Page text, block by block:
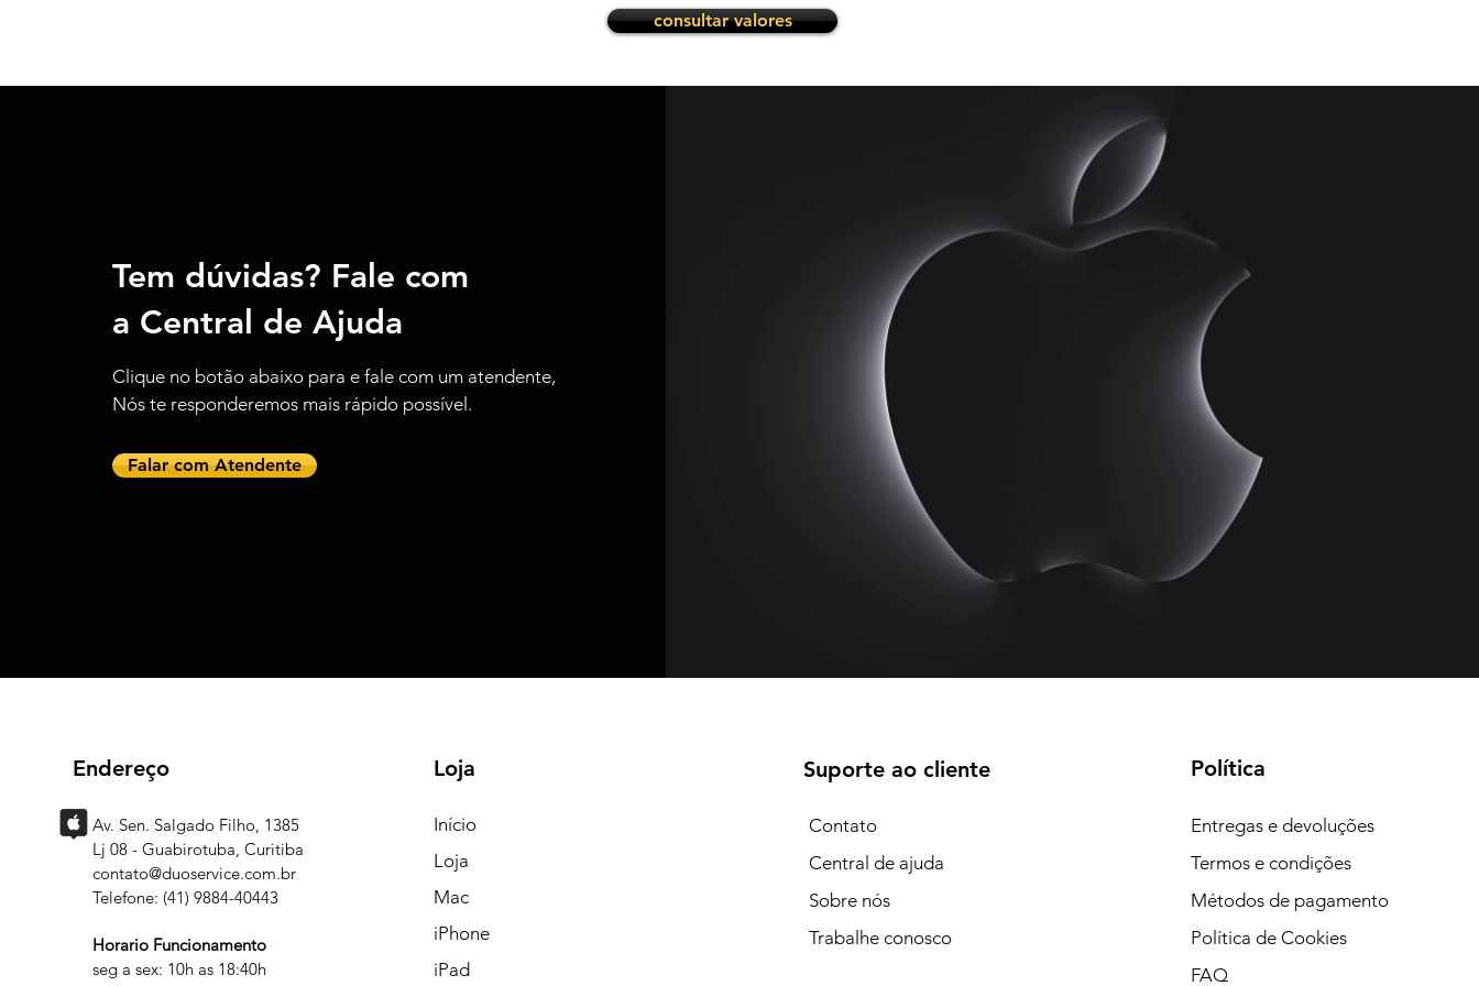
consultar valores
Tem dúvidas? Fale com
a Central de Ajuda
Clique no botão abaixo para e fale com um atendente,
Nós te responderemos mais rápido possível.
Falar com Atendente
Endereço
Av. Sen. Salgado Filho, 1385
Lj 08 - Guabirotuba, Curitiba
contato@duoservice.com.br
Telefone: (41) 9884-40443
Horario Funcionamento
seg a sex: 10h as 18:40h
Loja
Início
Loja
Mac
iPhone
iPad
Suporte ao cliente
Contato
Central de ajuda
Sobre nós
Trabalhe conosco
Política
Entregas e devoluções
Termos e condições
Métodos de pagamento
Política de Cookies
FAQ